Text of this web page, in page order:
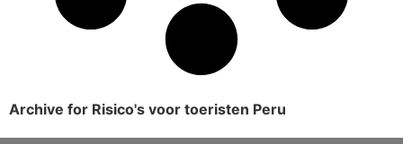
Archive for Risico's voor toeristen Peru